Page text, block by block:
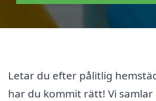
Letar du efter pålitlig
har du kommit rätt! Vi samlar